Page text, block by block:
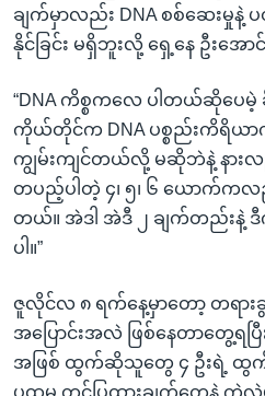
ချက်မှာလည်း DNA စစ်ဆေး
နိုင်ခြင်း မရှိဘူးလို့ ရှေ့နေ ဦးအေ
“DNA ကိစ္စကလေ ပါတယ်ဆိုပေ
ကိုယ်တိုင်က DNA ပစ္စည်းကိရိယ
ကျွမ်းကျင်တယ်လို့ မဆိုဘဲနဲ့ နာ
တပည့်ပါတဲ့ ၄၊ ၅၊ ၆ ယောက်ကလ
တယ်။ အဲဒါ အဲဒီ ၂ ချက်တည်းနဲ့
ပါ။”
ဇူလိုင်လ ၈ ရက်နေ့မှာတော့ တရား
အပြောင်းအလဲ ဖြစ်နေတာတွေ့
အဖြစ် ထွက်ဆိုသူတွေ ၄ ဦးရဲ့ ထွက်
ပထမ တင်ပြထားချက်တွေနဲ့